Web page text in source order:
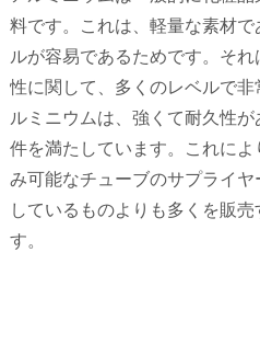
料です。これは、軽量な素材
ルが容易であるためです。そ
性に関して、多くのレベルで
ルミニウムは、強くて耐久性
件を満たしています。これに
み可能なチューブのサプライ
しているものよりも多くを販
す。